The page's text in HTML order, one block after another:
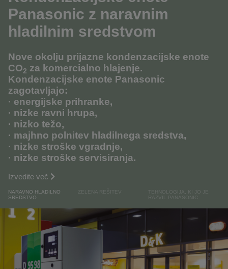
Panasonic z naravnim
hladilnim sredstvom
Nove okolju prijazne kondenzacijske enote
CO2 za komercialno hlajenje.
Kondenzacijske enote Panasonic
zagotavljajo:
· energijske prihranke,
· nizke ravni hrupa,
· nizko težo,
· majhno polnitev hladilnega sredstva,
· nizke stroške vgradnje,
· nizke stroške servisiranja.
Izvedite več
NARAVNO HLADILNO
SREDSTVO
ZELENA REŠITEV
TEHNOLOGIJA, KI JO JE
RAZVIL PANASONIC